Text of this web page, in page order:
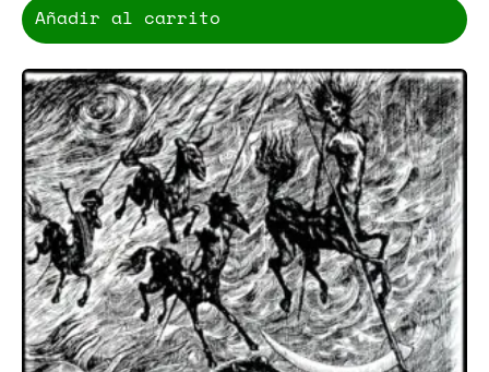
Añadir al carrito